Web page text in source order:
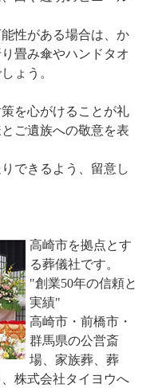
性がある場合は、か
畳み傘やハンドタオ
ょう。
を心がけることが礼
ご遺族への敬意を表
できるよう、留意し
高崎市を拠点とす
る葬儀社です。
"創業50年の信頼と
実績"
高崎市・前橋市・
群馬県の公営斎
場、家族葬、葬
株式会社タイヨウへ